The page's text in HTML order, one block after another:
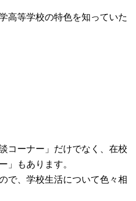
高等学校の特色を知っていた
コーナー」だけでなく、在校
」もあります。
で、学校生活について色々相